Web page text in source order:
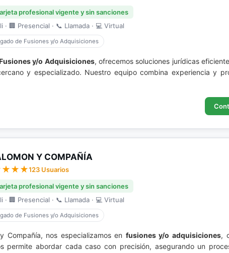
profesional vigente y sin sanciones
· 🏢 Presencial · 📞 Llamada · 💻 Virtual
de Fusiones y/o Adquisiciones
y/o Adquisiciones, ofrecemos soluciones jurídicas
y especializado. Nuestro equipo combina experiencia y
Y COMPAÑÍA
123 Usuarios
profesional vigente y sin sanciones
· 🏢 Presencial · 📞 Llamada · 💻 Virtual
de Fusiones y/o Adquisiciones
Compañía, nos especializamos en fusiones y/o adquisiciones,
permite abordar cada caso con precisión, asegurando un